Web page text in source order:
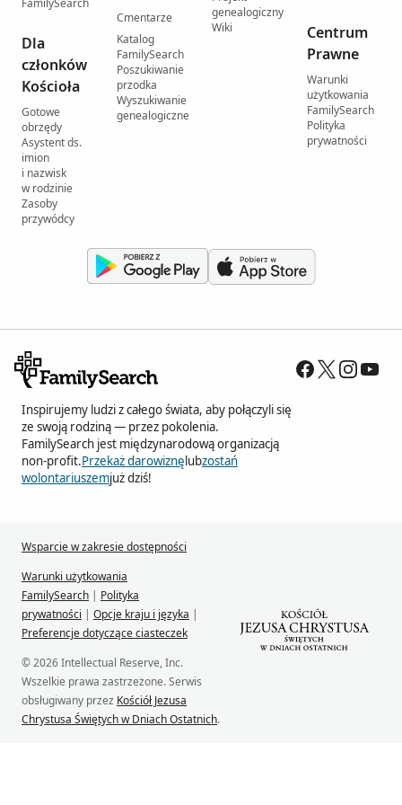
FamilySearch
Dla
członków
Kościoła
Gotowe
obrzędy
Asystent ds.
imion
i nazwisk
w rodzinie
Zasoby
przywódcy
Cmentarze
Katalog
FamilySearch
Poszukiwanie
przodka
Wyszukiwanie
genealogiczne
genealogiczny
Wiki
Centrum
Prawne
Warunki
użytkowania
FamilySearch
Polityka
prywatności
Inspirujemy ludzi z całego świata, aby połączyli się
ze swoją rodziną — przez pokolenia.
FamilySearch jest międzynarodową organizacją
non-profit.Przekaż darowiznęlubzostań
wolontariuszemjuż dziś!
Wsparcie w zakresie dostępności
Warunki użytkowania
FamilySearch | Polityka
prywatności | Opcje kraju i języka |
Preferencje dotyczące ciasteczek
© 2026 Intellectual Reserve, Inc.
Wszelkie prawa zastrzeżone. Serwis
obsługiwany przez Kościół Jezusa
Chrystusa Świętych w Dniach Ostatnich.